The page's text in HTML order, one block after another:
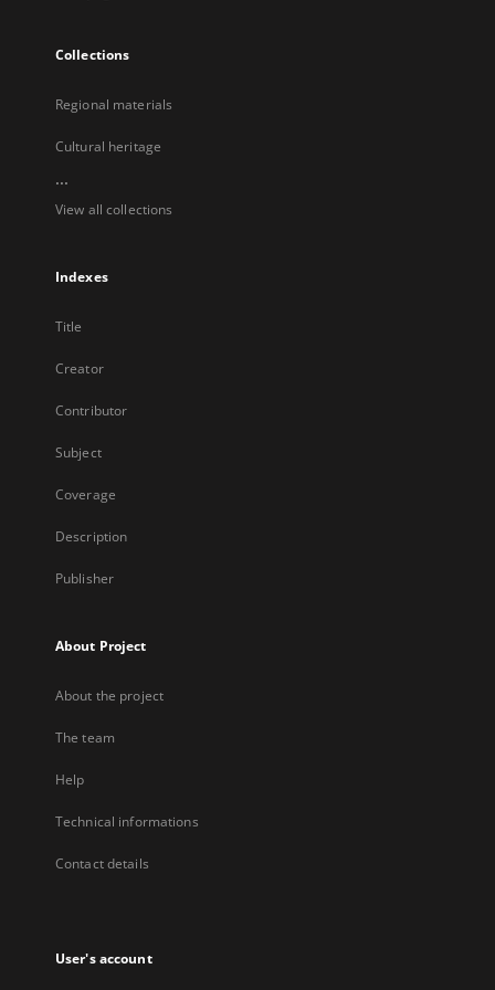
Collections
Regional materials
Cultural heritage
...
View all collections
Indexes
Title
Creator
Contributor
Subject
Coverage
Description
Publisher
About Project
About the project
The team
Help
Technical informations
Contact details
User's account